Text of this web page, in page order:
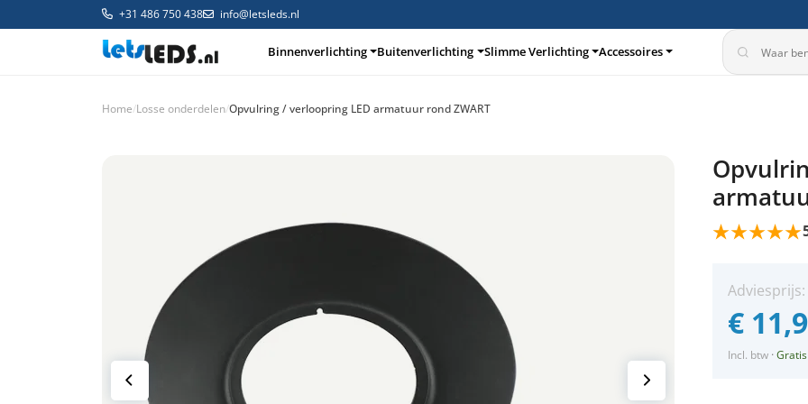
+31 486 750 438 info@letsleds.nl
Binnenverlichting Buitenverlichting Slimme Verlichting Accessoires
Home/Losse onderdelen/Opvulring / verloopring LED armatuur rond ZWART
€
Incl. btw ·